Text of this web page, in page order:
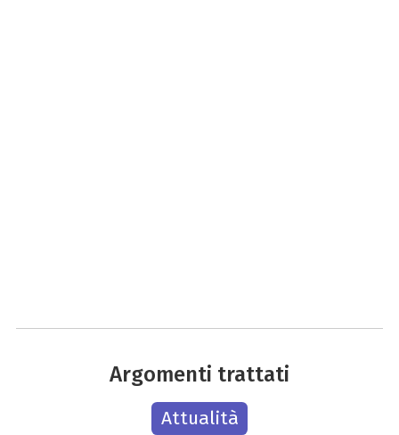
Argomenti trattati
Attualità